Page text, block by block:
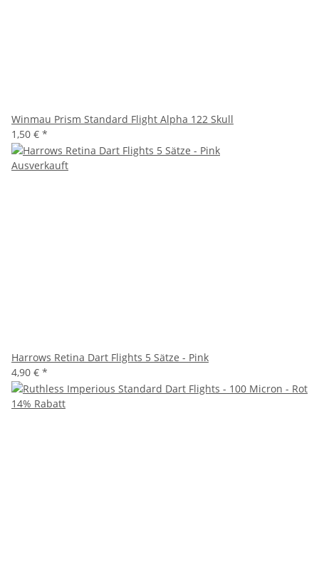
Winmau Prism Standard Flight Alpha 122 Skull
1,50 € *
Ausverkauft
Harrows Retina Dart Flights 5 Sätze - Pink
4,90 € *
14% Rabatt